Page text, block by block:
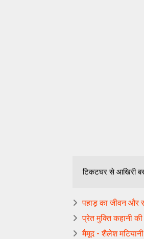
टिकटघर से आखिरी
पहाड़ का जीवन और
प्रेत मुक्ति कहानी की
मैमूद - शैलेश